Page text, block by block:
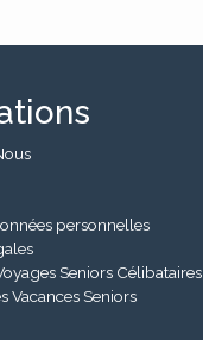
personnelles
Seniors Célibataires
Vacances Seniors